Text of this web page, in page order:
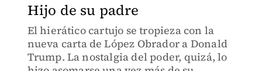
Hijo de su padre
El hierático cartujo se tropieza con la
nueva carta de López Obrador a Donald
Trump. La nostalgia del poder, quizá, lo